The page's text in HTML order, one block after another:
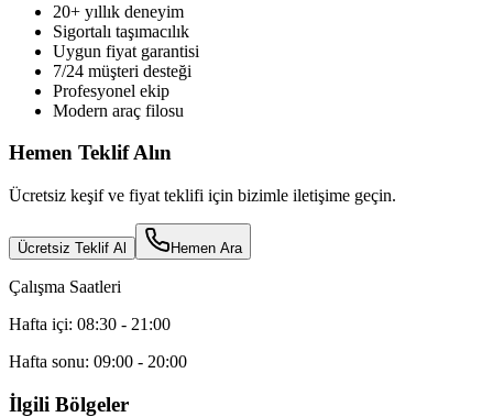
20+ yıllık deneyim
Sigortalı taşımacılık
Uygun fiyat garantisi
7/24 müşteri desteği
Profesyonel ekip
Modern araç filosu
Hemen Teklif Alın
Ücretsiz keşif ve fiyat teklifi için bizimle iletişime geçin.
Ücretsiz Teklif Al Hemen Ara
Çalışma Saatleri
Hafta içi: 08:30 - 21:00
Hafta sonu: 09:00 - 20:00
İlgili Bölgeler